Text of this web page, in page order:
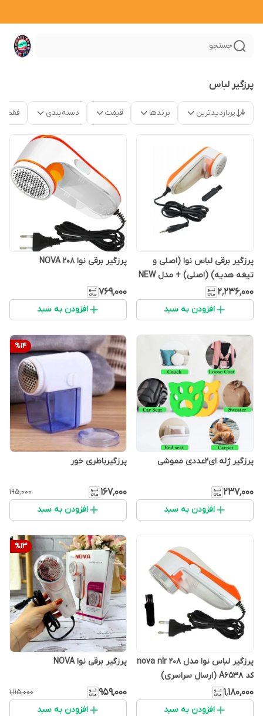
جستجو
پرزگیر لباس
پربازدیدترین برندها قیمت دسته‌بندی فقط
پرزگیر برقی لباس نوا (اصلی و
تیغه هدیه) (اصلی) + مدل NEW
2026
۲٬۲۳۶٬۰۰۰
افزودن به سبد
پرزگیر برقی نوا NOVA 208
۷۶۹٬۰۰۰
افزودن به سبد
پرزگیر ژله ای2عددی مموشی
۲۳۷٬۰۰۰
افزودن به سبد
%14
پرزگیرباطری خور
۱۶۷٬۰۰۰ ۱۹۵٬۰۰۰
افزودن به سبد
پرزگیر لباس نوا مدل nova nlr 208
کد A6538 (ارسال سراسری)
۱٬۱۸۰٬۰۰۰
افزودن به سبد
%13
پرزگیر برقی نوا NOVA
۹۵۹٬۰۰۰ ۱٬۱۱۵٬۰۰۰
افزودن به سبد